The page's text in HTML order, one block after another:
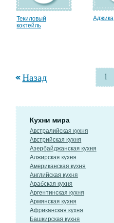
Текиловый
коктейль
Аджика
Назад 1
Кухни мира
Австралийская кухня
Австрийская кухня
Азербайджанская кухня
Алжирская кухня
Американская кухня
Английская кухня
Арабская кухня
Аргентинская кухня
Армянская кухня
Африканская кухня
Башкирская кухня